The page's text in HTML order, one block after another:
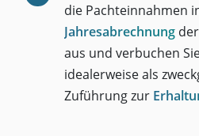
die Pachteinnahmen
Jahresabrechnung
aus und verbuchen
idealerweise als
Zuführung zur